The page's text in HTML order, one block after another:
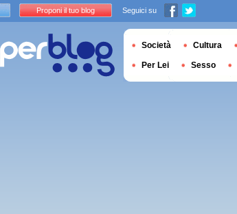
Proponi il tuo blog Seguici su
Società Cultura
Per Lei Sesso